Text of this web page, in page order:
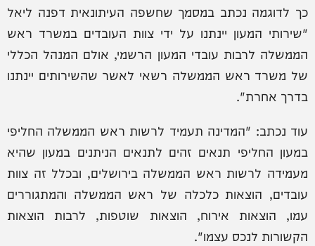
כך לדוגמה נכתב במסמך שחשפה העיתונאית דפנה ליאל
"שירותי המעון יינתנו על ידי צוות העובדים במשרד ראש
הממשלה לרבות עובדי המעון הרשמי, אולם המנהל הכללי
של משרד ראש הממשלה רשאי לאשר שהשירותים יינתנו
בדרך אחרת".
עוד נכתב: "המדינה תעמיד לרשות ראש הממשלה החליפי
במעון החליפי תנאים זהים לתנאים הניתנים במעון שהיא
מעמידה לרשות ראש הממשלה בירושלים, ובכלל זה צוות
עובדים, הוצאות כלכלה של ראש הממשלה והמתגוררים
עמו, הוצאות אירוח, הוצאות שוטפות, לרבות הוצאות
הקשורות לנכס עצמו".